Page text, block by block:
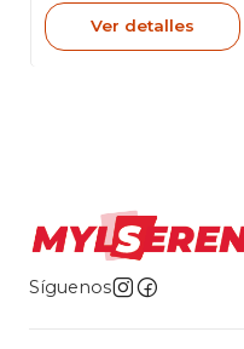
Ver detalles
Síguenos